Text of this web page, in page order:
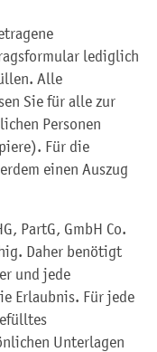
lediglich
Alle
Sie für alle zur
Personen
Für die
einen Auszug
PartG, GmbH Co.
Daher benötigt
und jede
Erlaubnis. Für jede
Unterlagen